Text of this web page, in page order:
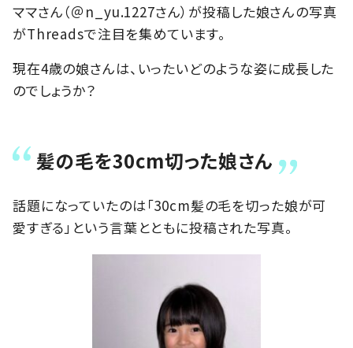
ママさん（＠n_yu.1227さん）が投稿した娘さんの写真
がThreadsで注目を集めています。
現在4歳の娘さんは、いったいどのような姿に成長した
のでしょうか？
髪の毛を30cm切った娘さん
話題になっていたのは「30cm髪の毛を切った娘が可
愛すぎる」という言葉とともに投稿された写真。